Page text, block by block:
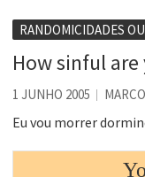
A construção da
Aprender a fracassar
Contardo Calligaris
Esse tal de Rock
RANDOMICIDADES
How sinful are
1 JUNHO 2005
Eu vou morrer